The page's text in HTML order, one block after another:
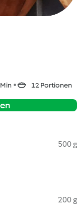
12 Portionen
500 g
200 g